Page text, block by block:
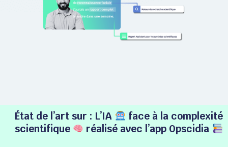
État de l’art sur : L’IA
face à la complexité
scientifique
réalisé avec l’app Opscidia